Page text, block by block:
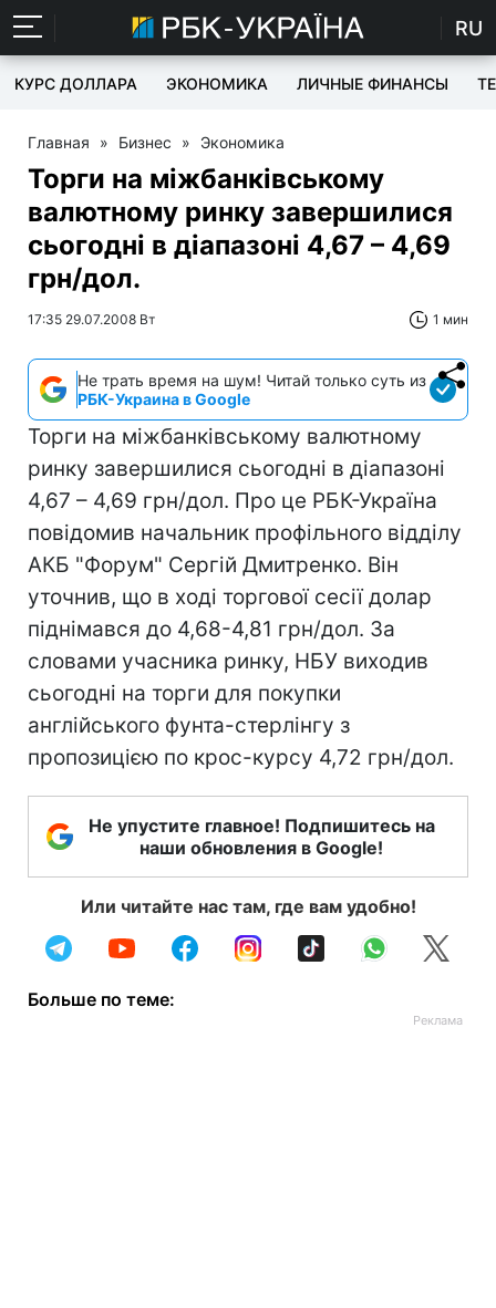
RU
КУРС ДОЛЛАРА ЭКОНОМИКА ЛИЧНЫЕ ФИНАНСЫ
Главная » Бизнес » Экономика
Торги на міжбанківському
валютному ринку завершилися
сьогодні в діапазоні 4,67 – 4,69
грн/дол.
17:35 29.07.2008 Вт 1 мин
Не трать время на шум! Читай только суть из
РБК-Украина в Google
Торги на міжбанківському валютному
ринку завершилися сьогодні в діапазоні
4,67 – 4,69 грн/дол. Про це РБК-Україна
повідомив начальник профільного відділу
АКБ "Форум" Сергій Дмитренко. Він
уточнив, що в ході торгової сесії долар
піднімався до 4,68-4,81 грн/дол. За
словами учасника ринку, НБУ виходив
сьогодні на торги для покупки
англійського фунта-стерлінгу з
пропозицією по крос-курсу 4,72 грн/дол.
Не упустите главное! Подпишитесь на
наши обновления в Google!
Или читайте нас там, где вам удобно!
Больше по теме: